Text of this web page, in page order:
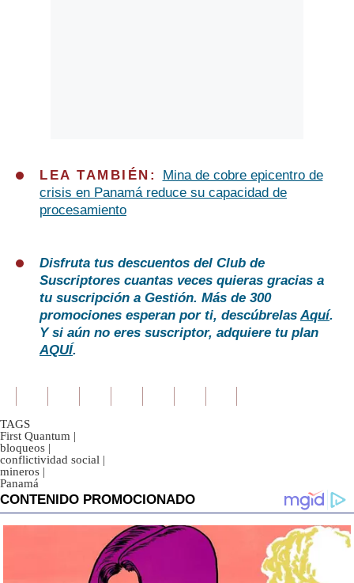
LEA TAMBIÉN:
Mina de cobre epicentro de
crisis en Panamá reduce su capacidad de
procesamiento
Disfruta tus descuentos del Club de
Suscriptores cuantas veces quieras gracias a
tu suscripción a Gestión. Más de 300
promociones esperan por ti, descúbrelasAquí.
Y si aún no eres suscriptor, adquiere tu plan
AQUÍ.
TAGS
First Quantum |
bloqueos |
conflictividad social |
mineros |
Panamá